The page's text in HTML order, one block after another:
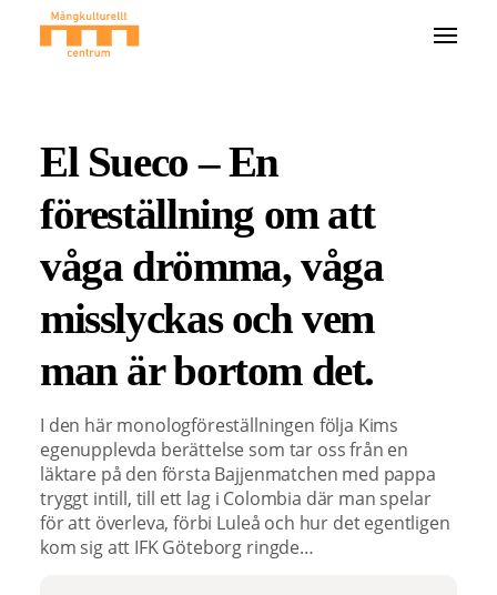
El Sueco – En
föreställning om att
våga drömma, våga
misslyckas och vem
man är bortom det.
I den här monologföreställningen följa Kims
egenupplevda berättelse som tar oss från en
läktare på den första Bajjenmatchen med pappa
tryggt intill, till ett lag i Colombia där man spelar
för att överleva, förbi Luleå och hur det egentligen
kom sig att IFK Göteborg ringde…